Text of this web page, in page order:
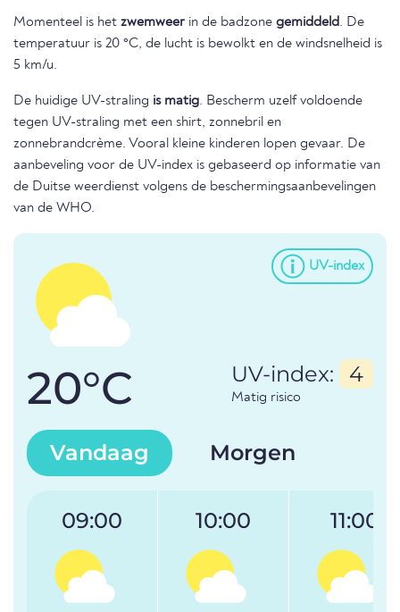
Momenteel is het zwemweer in de badzone gemiddeld. De
temperatuur is 20 °C, de lucht is bewolkt en de windsnelheid is
5 km/u.
De huidige UV-straling is matig. Bescherm uzelf voldoende
tegen UV-straling met een shirt, zonnebril en
zonnebrandcrème. Vooral kleine kinderen lopen gevaar. De
aanbeveling voor de UV-index is gebaseerd op informatie van
de Duitse weerdienst volgens de beschermingsaanbevelingen
van de WHO.
UV-index
20°C UV-index: 4
Matig risico
Vandaag Morgen
09:00 10:00 11:00